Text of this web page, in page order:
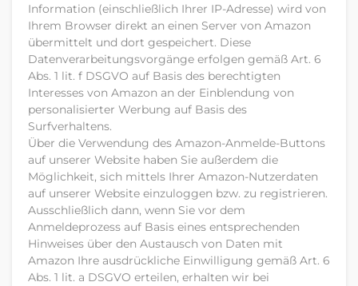
Information (einschließlich Ihrer IP-Adresse) wird von
Ihrem Browser direkt an einen Server von Amazon
übermittelt und dort gespeichert. Diese
Datenverarbeitungsvorgänge erfolgen gemäß Art. 6
Abs. 1 lit. f DSGVO auf Basis des berechtigten
Interesses von Amazon an der Einblendung von
personalisierter Werbung auf Basis des
Surfverhaltens.
Über die Verwendung des Amazon-Anmelde-Buttons
auf unserer Website haben Sie außerdem die
Möglichkeit, sich mittels Ihrer Amazon-Nutzerdaten
auf unserer Website einzuloggen bzw. zu registrieren.
Ausschließlich dann, wenn Sie vor dem
Anmeldeprozess auf Basis eines entsprechenden
Hinweises über den Austausch von Daten mit
Amazon Ihre ausdrückliche Einwilligung gemäß Art. 6
Abs. 1 lit. a DSGVO erteilen, erhalten wir bei